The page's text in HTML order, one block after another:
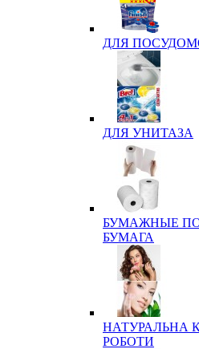
ДЛЯ
ДЛЯ УНИТАЗА
БУМАЖНЫЕ
БУМАГА
НАТУРАЛЬНА
РОБОТИ